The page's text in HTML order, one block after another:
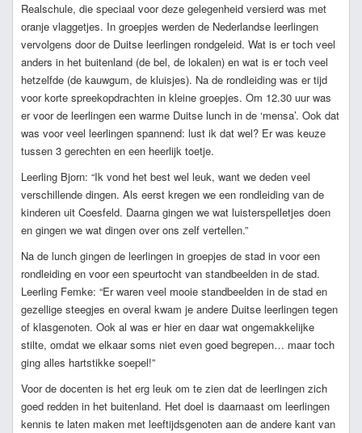
Realschule, die speciaal voor deze gelegenheid versierd was met
oranje vlaggetjes. In groepjes werden de Nederlandse leerlingen
vervolgens door de Duitse leerlingen rondgeleid. Wat is er toch veel
anders in het buitenland (de bel, de lokalen) en wat is er toch veel
hetzelfde (de kauwgum, de kluisjes). Na de rondleiding was er tijd
voor korte spreekopdrachten in kleine groepjes. Om 12.30 uur was
er voor de leerlingen een warme Duitse lunch in de ‘mensa’. Ook dat
was voor veel leerlingen spannend: lust ik dat wel? Er was keuze
tussen 3 gerechten en een heerlijk toetje.
Leerling Bjorn: “Ik vond het best wel leuk, want we deden veel
verschillende dingen. Als eerst kregen we een rondleiding van de
kinderen uit Coesfeld. Daarna gingen we wat luisterspelletjes doen
en gingen we wat dingen over ons zelf vertellen.”
Na de lunch gingen de leerlingen in groepjes de stad in voor een
rondleiding en voor een speurtocht van standbeelden in de stad.
Leerling Femke: “Er waren veel mooie standbeelden in de stad en
gezellige steegjes en overal kwam je andere Duitse leerlingen tegen
of klasgenoten. Ook al was er hier en daar wat ongemakkelijke
stilte, omdat we elkaar soms niet even goed begrepen… maar toch
ging alles hartstikke soepel!”
Voor de docenten is het erg leuk om te zien dat de leerlingen zich
goed redden in het buitenland. Het doel is daarnaast om leerlingen
kennis te laten maken met leeftijdsgenoten aan de andere kant van